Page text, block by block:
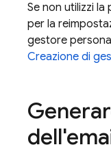
Se non utilizzi
per la
gestore
Creazione di